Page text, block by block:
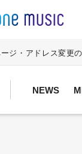
NEWS
ジ・アドレス変更